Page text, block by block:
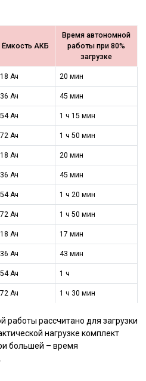
Ёмкость АКБ
Время автономной
работы при 80%
загрузке
18 Ач 20 мин
36 Ач 45 мин
54 Ач 1 ч 15 мин
72 Ач 1 ч 50 мин
18 Ач 20 мин
36 Ач 45 мин
54 Ач 1 ч 20 мин
72 Ач 1 ч 50 мин
18 Ач 17 мин
36 Ач 43 мин
54 Ач 1 ч
72 Ач 1 ч 30 мин
работы рассчитано для загрузки
нагрузке комплект
большей – время